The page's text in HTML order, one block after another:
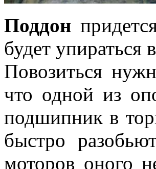
Поддон
будет упираться
Повозиться
что одной из
подшипник в
быстро
моторов оного